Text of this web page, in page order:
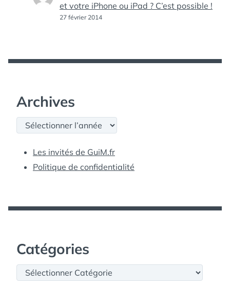
et votre iPhone ou iPad ? C’est possible !
27 février 2014
Archives
Archives
Les invités de GuiM.fr
Politique de confidentialité
Catégories
Catégories